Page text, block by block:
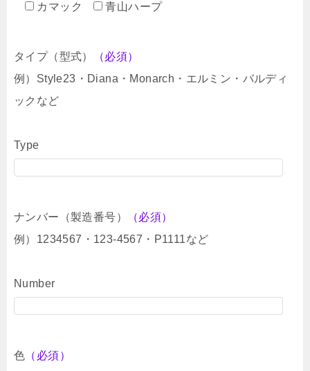
カマック
青山ハープ
タイプ（型式）
（必須）
例）Style23・Diana・Monarch・エルミン・バルディ
ックなど
Type
ナンバー（製造番号）
（必須）
例）1234567・123-4567・P1111など
Number
色 （必須）